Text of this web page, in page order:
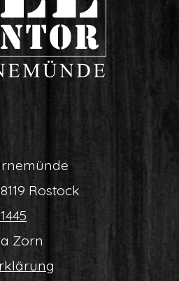
Rostock
Zorn